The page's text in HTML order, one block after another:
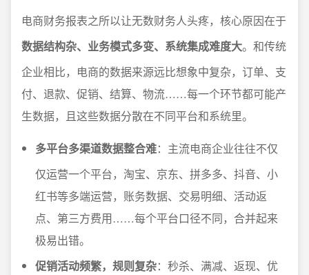
电商财务报表之所以让无数财务人头疼，核心原因在于
数据结构杂、业务模式多变、系统集成难度大。和传统
企业相比，电商的数据来源远比想象中复杂，订单、支
付、退款、促销、结算、物流……每一个环节都可能产
生数据，且这些数据分散在不同平台和系统里。
多平台多渠道数据整合难：主流电商企业往往不仅
仅运营一个平台，淘宝、京东、拼多多、抖音、小
红书等多端运营，账务数据、交易明细、活动返
点、第三方费用……每个平台口径不同，合并起来
极易出错。
促销活动频繁，规则复杂：秒杀、满减、返现、优